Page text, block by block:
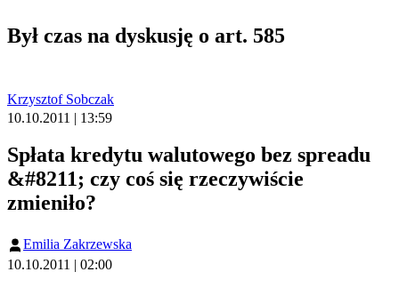
Był czas na dyskusję o art. 585
Krzysztof Sobczak
10.10.2011 | 13:59
Spłata kredytu walutowego bez spreadu
&#8211; czy coś się rzeczywiście
zmieniło?
Emilia Zakrzewska
10.10.2011 | 02:00